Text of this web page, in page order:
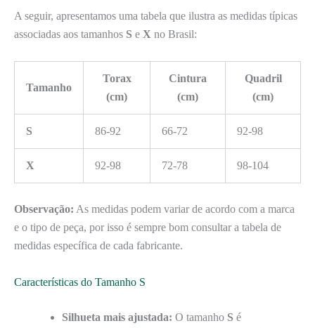
A seguir, apresentamos uma tabela que ilustra as medidas típicas
associadas aos tamanhos S e X no Brasil:
Tamanho
Torax
(cm)
Cintura
(cm)
Quadril
(cm)
S 86-92 66-72 92-98
X 92-98 72-78 98-104
Observação: As medidas podem variar de acordo com a marca
e o tipo de peça, por isso é sempre bom consultar a tabela de
medidas específica de cada fabricante.
Características do Tamanho S
Silhueta mais ajustada: O tamanho S é